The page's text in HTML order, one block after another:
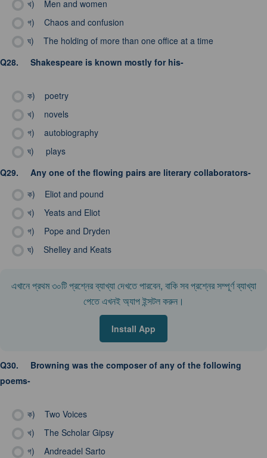
খ)
Men and women
গ)
Chaos and confusion
ঘ)
The holding of more than one office at a time
Q28.
Shakespeare is known mostly for his-
ক)
poetry
খ)
novels
গ)
autobiography
ঘ)
plays
Q29.
Any one of the flowing pairs are literary collaborators-
ক)
Eliot and pound
খ)
Yeats and Eliot
গ)
Pope and Dryden
ঘ)
Shelley and Keats
এখানে প্রথম ৩০টি প্রশ্নের ব্যাখ্যা দেখতে পারবেন, বাকি সব প্রশ্নের সম্পূর্ণ ব্যাখ্যা
পেতে এখনই অ্যাপ ইন্সটল করুন।
Install App
Q30.
Browning was the composer of any of the following
poems-
ক)
Two Voices
খ)
The Scholar Gipsy
গ)
Andreadel Sarto